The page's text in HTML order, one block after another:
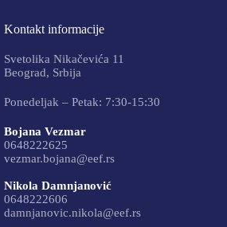
Kontakt informacije
Svetolika Nikačevića 11
Beograd, Srbija
Ponedeljak – Petak: 7:30-15:30
Bojana Vezmar
0648222625
vezmar.bojana@eef.rs
Nikola Damnjanović
0648222606
damnjanovic.nikola@eef.rs